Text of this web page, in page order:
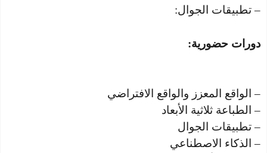
– تطبيقات الجوال:
دورات حضورية:
– الواقع المعزز والواقع الافتراضي
– الطباعة ثلاثية الأبعاد
– تطبيقات الجوال
– الذكاء الاصطناعي